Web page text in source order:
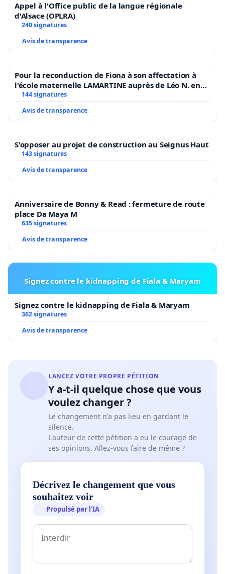
Appel à l'Office public de la langue régionale
d'Alsace (OPLRA)
240 signatures
Avis de transparence
Pour la reconduction de Fiona à son affectation à
l'école maternelle LAMARTINE auprès de Léo N. en
2026/2027
144 signatures
Avis de transparence
S'opposer au projet de construction au Seignus Haut
143 signatures
Avis de transparence
Anniversaire de Bonny & Read : fermeture de route
place Da Maya M
635 signatures
Avis de transparence
Signez contre le kidnapping de Fiala & Maryam
Signez contre le kidnapping de Fiala & Maryam
362 signatures
Avis de transparence
LANCEZ VOTRE PROPRE PÉTITION
Y a-t-il quelque chose que vous
voulez changer ?
Le changement n'a pas lieu en gardant le
silence.
L'auteur de cette pétition a eu le courage de
ses opinions. Allez-vous faire de même ?
Décrivez le changement que vous
souhaitez voir
Propulsé par l’IA